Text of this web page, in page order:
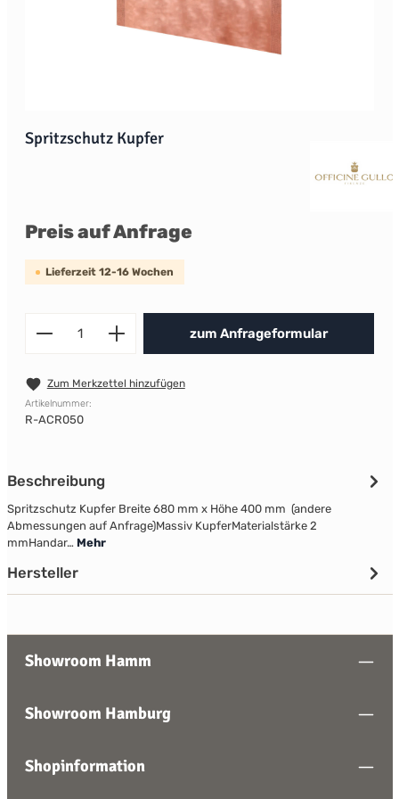
Spritzschutz Kupfer
Preis auf Anfrage
Lieferzeit 12-16 Wochen
Produkt Anzahl: Gib den
zum Anfrageformular
Zum Merkzettel hinzufügen
Artikelnummer:
R-ACR050
Beschreibung
Spritzschutz Kupfer Breite 680 mm x Höhe 400 mm (andere
Abmessungen auf Anfrage)Massiv KupferMaterialstärke 2
mmHandar… Mehr
Hersteller
Showroom Hamm
Showroom Hamburg
Shopinformation